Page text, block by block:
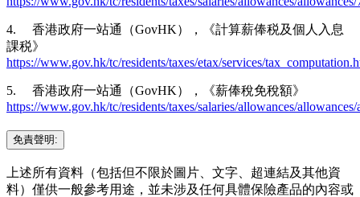
4. 香港政府一站通（GovHK），《計算薪俸税及個人入息
課税》
https://www.gov.hk/tc/residents/taxes/etax/services/
5. 香港政府一站通（GovHK），《薪俸稅免稅額》
https://www.gov.hk/tc/residents/taxes/salaries/allowances/
免責聲明:
上述所有資料（包括但不限於圖片、文字、超連結及其他資
料）僅供一般參考用途，並未涉及任何具體保險產品的內容或